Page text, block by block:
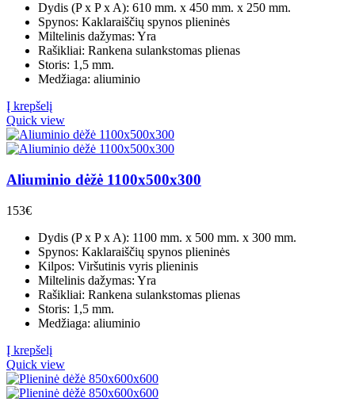
Dydis (P x P x A): 610 mm. x 450 mm. x 250 mm.
Spynos: Kaklaraiščių spynos plieninės
Miltelinis dažymas: Yra
Rašikliai: Rankena sulankstomas plienas
Storis: 1,5 mm.
Medžiaga: aliuminio
Į krepšelį
Quick view
Aliuminio dėžė 1100x500x300
153€
Dydis (P x P x A): 1100 mm. x 500 mm. x 300 mm.
Spynos: Kaklaraiščių spynos plieninės
Kilpos: Viršutinis vyris plieninis
Miltelinis dažymas: Yra
Rašikliai: Rankena sulankstomas plienas
Storis: 1,5 mm.
Medžiaga: aliuminio
Į krepšelį
Quick view